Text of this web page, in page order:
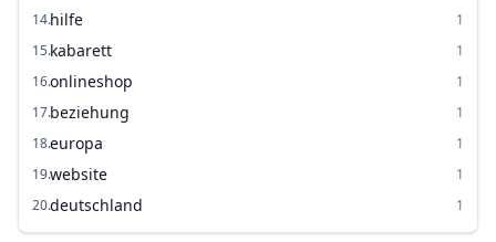
14.hilfe
1
15.kabarett
1
16.onlineshop
1
17.beziehung
1
18.europa
1
19.website
1
20.deutschland 1